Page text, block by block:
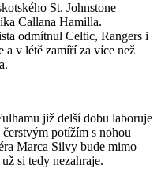
St. Johnstone
Callana Hamilla.
odmítnul Celtic, Rangers i
a v létě zamíří za více než
již delší dobu laboruje
potížím s nohou
Marca Silvy bude mimo
si tedy nezahraje.